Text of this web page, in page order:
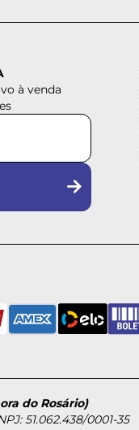
à venda
do Rosário)
51.062.438/0001-35